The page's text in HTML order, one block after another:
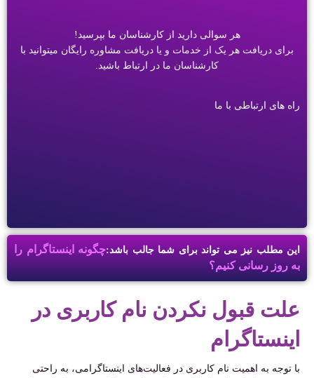
هر سوالی دارید از کارشناسان ما بپرسید!
برای دریافت هر یک از خدمات و یا دریافت مشاوره رایگان میتوانید با
کارشناسان ما در ارتباط باشید.
راه های ارتباطی با ما
این مطلب نیز می تواند برای شما جالب باشد:چگونه اینستاگرام را
به روز رسانی کنیم؟
علت قبول نکردن نام کاربری در
اینستاگرام
با توجه به اهمیت نام کاربری در فعالیت‌های اینستاگرامی، به راحتی